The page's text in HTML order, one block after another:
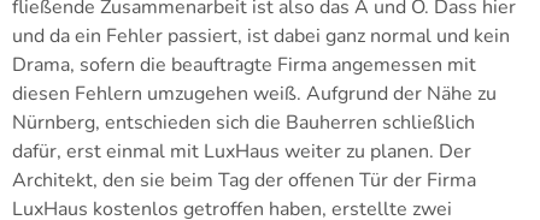
fließende Zusammenarbeit ist also das A und O. Dass hier
und da ein Fehler passiert, ist dabei ganz normal und kein
Drama, sofern die beauftragte Firma angemessen mit
diesen Fehlern umzugehen weiß. Aufgrund der Nähe zu
Nürnberg, entschieden sich die Bauherren schließlich
dafür, erst einmal mit LuxHaus weiter zu planen. Der
Architekt, den sie beim Tag der offenen Tür der Firma
LuxHaus kostenlos getroffen haben, erstellte zwei